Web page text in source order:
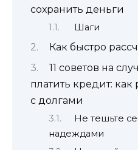
сохранить деньги
Шаги
Как быстро
11 советов на
платить кредит: как
с долгами
Не тешьте
надеждами